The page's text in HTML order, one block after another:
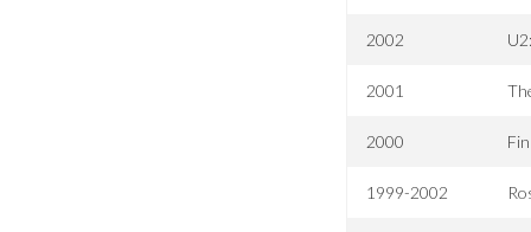
2002
2001
2000
1999-2002